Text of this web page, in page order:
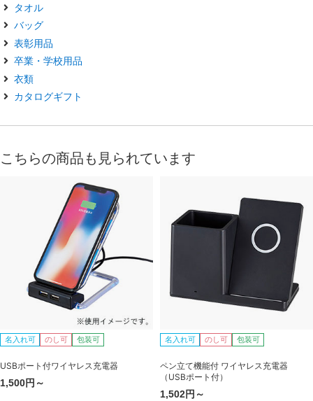
タオル
バッグ
表彰用品
卒業・学校用品
衣類
カタログギフト
こちらの商品も見られています
名入れ可 のし可 包装可
USBポート付ワイヤレス充電器
1,500円～
名入れ可 のし可 包装可
ペン立て機能付 ワイヤレス充電器
（USBポート付）
1,502円～